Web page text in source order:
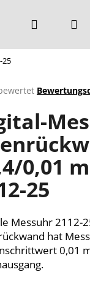
Suchen
25
0,01
25
Messuhr 2112-
hat
0,01